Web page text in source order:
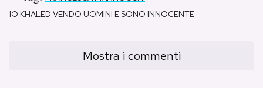
IO KHALED VENDO UOMINI E SONO INNOCENTE
Mostra i commenti